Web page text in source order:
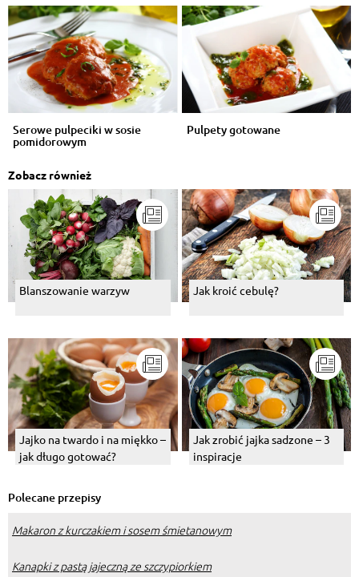
Serowe pulpeciki w sosie
pomidorowym
Pulpety gotowane
Zobacz również
Blanszowanie warzyw Jak kroić cebulę?
Jajko na twardo i na miękko –
jak długo gotować?
Jak zrobić jajka sadzone – 3
inspiracje
Polecane przepisy
Makaron z kurczakiem i sosem śmietanowym
Kanapki z pastą jajeczną ze szczypiorkiem